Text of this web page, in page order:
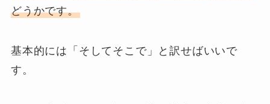
どうかです。
基本的には「そしてそこで」と訳せばいいで
す。